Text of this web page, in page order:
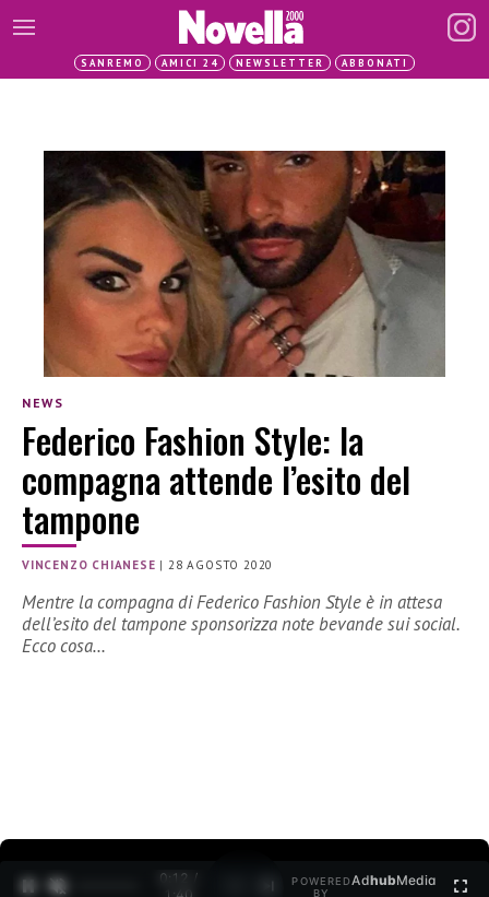
SANREMO AMICI 24 NEWSLETTER ABBONATI
NEWS
Federico Fashion Style: la
compagna attende l’esito del
tampone
VINCENZO CHIANESE |28 AGOSTO 2020
Mentre la compagna di Federico Fashion Style è in attesa
dell’esito del tampone sponsorizza note bevande sui social.
Ecco cosa…
0:12 /
POWERED
BY
AdhubMedia